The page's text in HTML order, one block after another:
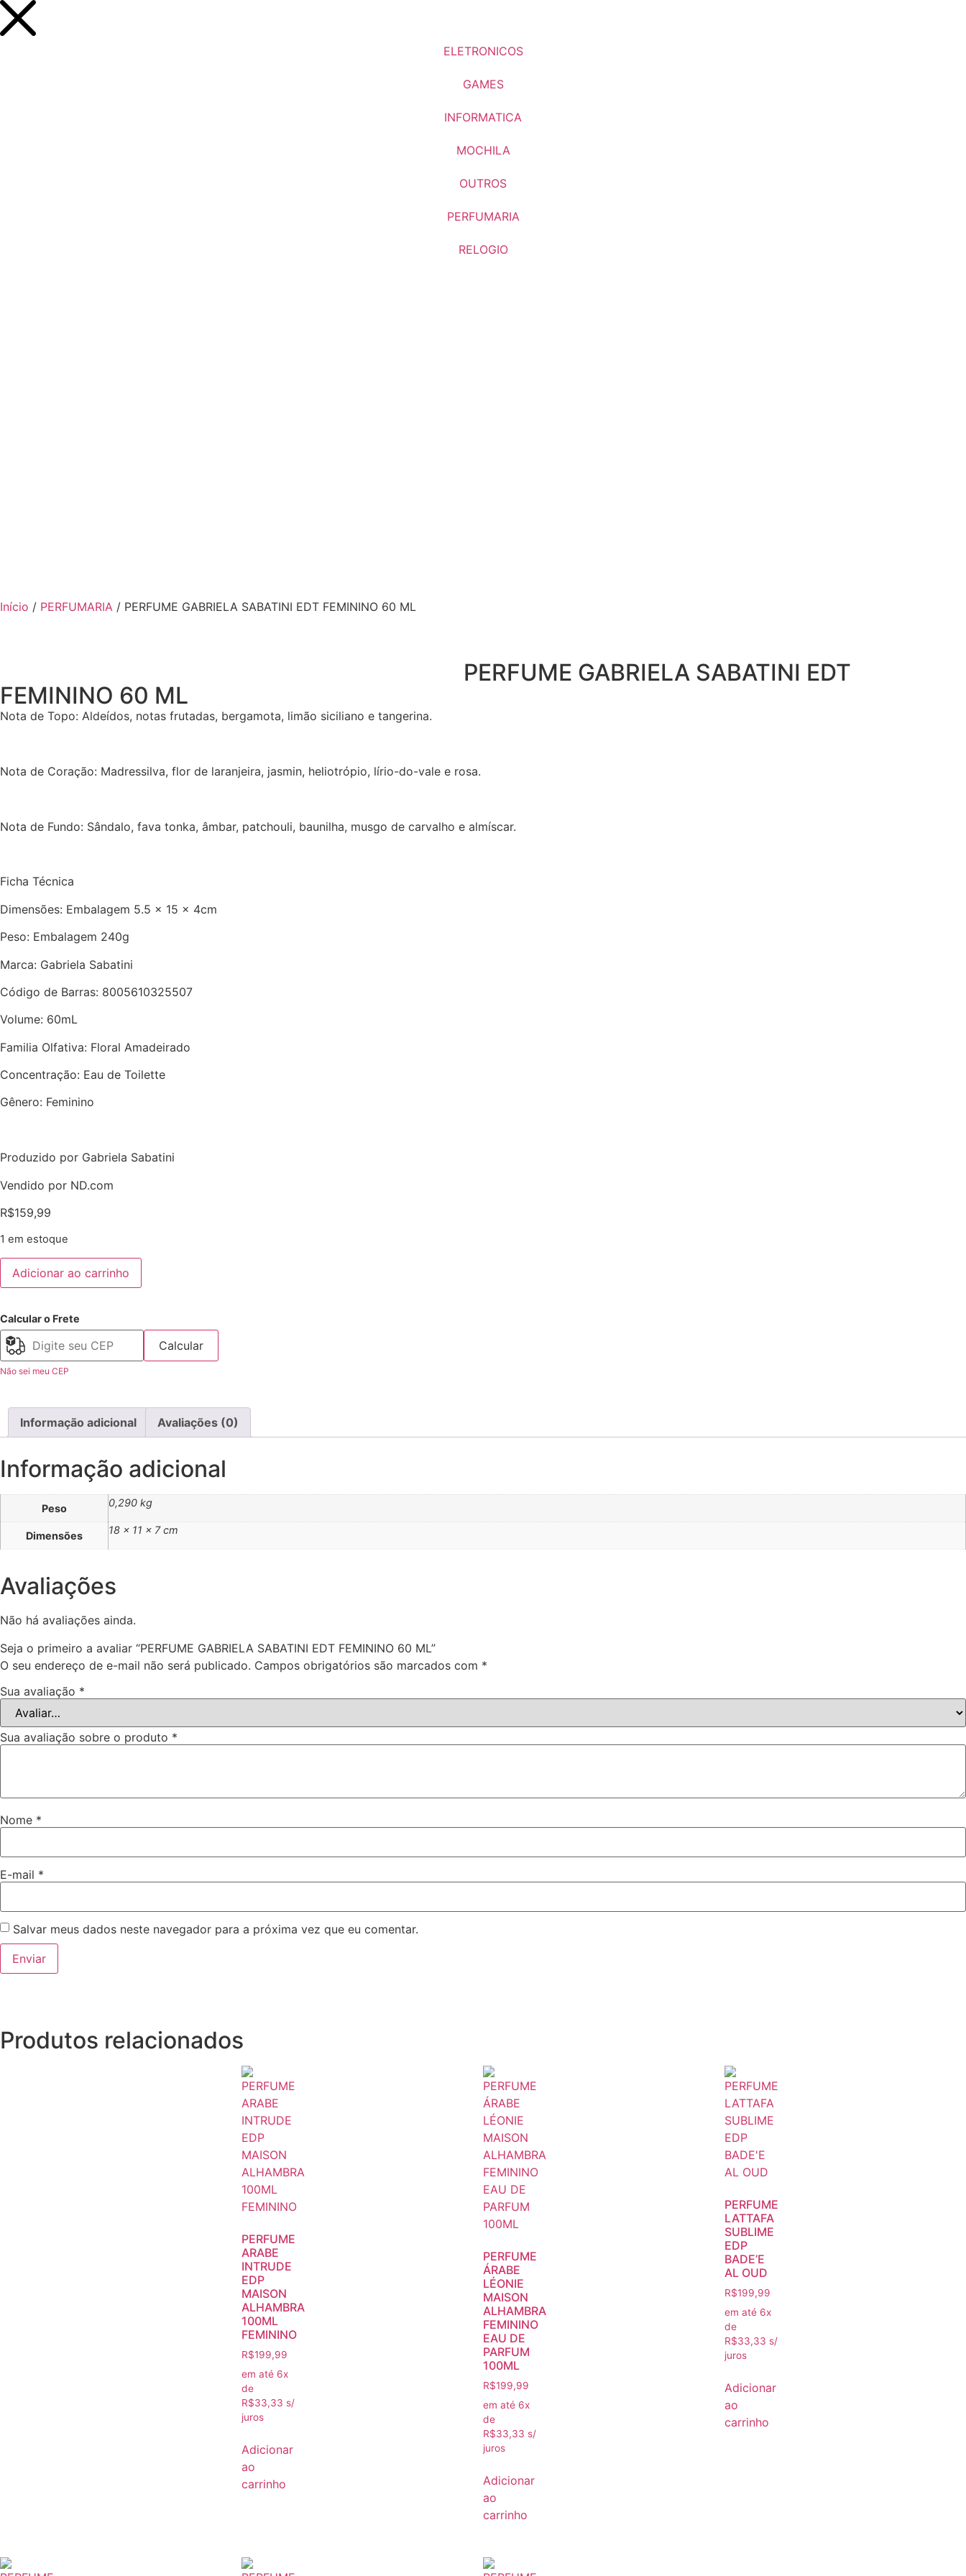
ELETRONICOS
GAMES
INFORMATICA
MOCHILA
OUTROS
PERFUMARIA
RELOGIO
Início / PERFUMARIA / PERFUME GABRIELA SABATINI EDT FEMININO 60 ML
PERFUME GABRIELA SABATINI EDT
FEMININO 60 ML
Nota de Topo: Aldeídos, notas frutadas, bergamota, limão siciliano e tangerina.
Nota de Coração: Madressilva, flor de laranjeira, jasmin, heliotrópio, lírio-do-vale e rosa.
Nota de Fundo: Sândalo, fava tonka, âmbar, patchouli, baunilha, musgo de carvalho e almíscar.
Ficha Técnica
Dimensões: Embalagem 5.5 x 15 x 4cm
Peso: Embalagem 240g
Marca: Gabriela Sabatini
Código de Barras: 8005610325507
Volume: 60mL
Familia Olfativa: Floral Amadeirado
Concentração: Eau de Toilette
Gênero: Feminino
Produzido por Gabriela Sabatini
Vendido por ND.com
R$159,99
1 em estoque
Adicionar ao carrinho
Calcular o Frete
Calcular
Não sei meu CEP
Informação adicional Avaliações (0)
Informação adicional
Peso 0,290 kg
Dimensões 18 × 11 × 7 cm
Avaliações
Não há avaliações ainda.
Seja o primeiro a avaliar “PERFUME GABRIELA SABATINI EDT FEMININO 60 ML”
O seu endereço de e-mail não será publicado. Campos obrigatórios são marcados com *
Sua avaliação *
Sua avaliação sobre o produto *
Nome *
E-mail *
Salvar meus dados neste navegador para a próxima vez que eu comentar.
Produtos relacionados
PERFUME
ARABE
INTRUDE
EDP
MAISON
ALHAMBRA
100ML
FEMININO
R$199,99
em até 6x
de
R$33,33 s/
juros
Adicionar
ao
carrinho
PERFUME
ÁRABE
LÉONIE
MAISON
ALHAMBRA
FEMININO
EAU DE
PARFUM
100ML
R$199,99
em até 6x
de
R$33,33 s/
juros
Adicionar
ao
carrinho
PERFUME
LATTAFA
SUBLIME
EDP
BADE’E
AL OUD
R$199,99
em até 6x
de
R$33,33 s/
juros
Adicionar
ao
carrinho